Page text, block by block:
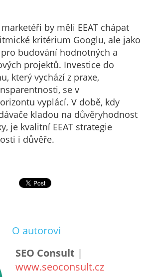
by měli EEAT chápat
kritérium Googlu, ale jako
budování hodnotných a
projektů. Investice do
který vychází z praxe,
se v
vyplácí. V době, kdy
kladou na důvěryhodnost
je kvalitní EEAT strategie
i důvěře.
O autorovi
SEO Consult |
www.seoconsult.cz